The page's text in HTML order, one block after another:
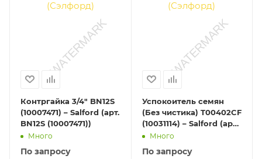
Контргайка 3/4" BN12S
(10007471) – Salford (арт.
BN12S (10007471))
Много
По запросу
Успокоитель семян
(Без чистика) T00402CF
(10031114) – Salford (арт.
T00402CF (10031114))
Много
По запросу